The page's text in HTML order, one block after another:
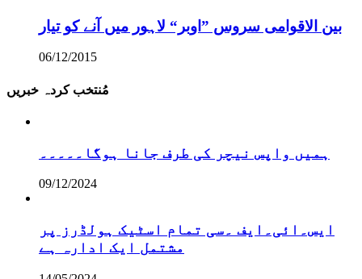
بین الاقوامی سروس ”اوبر“ لاہور میں آنے کو تیار
06/12/2015
مُنتخب کردہ خبریں
ہمیں واپس نیچر کی طرف جانا ہوگا۔۔۔۔۔
09/12/2024
ایس۔ائی۔ایف ۔سی تمام اسٹیک ہولڈرز پر
مشتمل ایک ادارہ ہے